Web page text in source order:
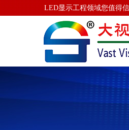
LED显示工程领域您值得